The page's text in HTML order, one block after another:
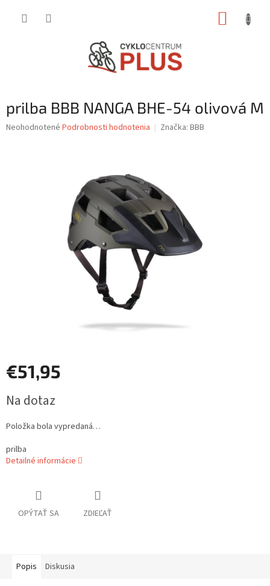
prilba BBB NANGA BHE-54 olivová M
Priemerné
Neohodnotené Podrobnosti hodnotenia Značka: BBB
€51,95
cena:
Na dotaz
Položka bola vypredaná…
prilba
Detailné informácie
OPÝTAŤ SA ZDIEĽAŤ
Popis Diskusia